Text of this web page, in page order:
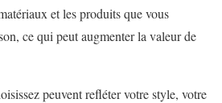
et les produits que vous
ce qui peut augmenter la valeur de
peuvent refléter votre style, votre